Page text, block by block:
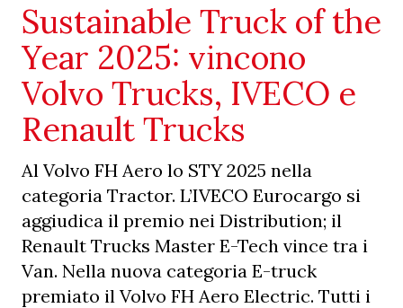
Sustainable Truck of the
Year 2025: vincono
Volvo Trucks, IVECO e
Renault Trucks
Al Volvo FH Aero lo STY 2025 nella
categoria Tractor. L’IVECO Eurocargo si
aggiudica il premio nei Distribution; il
Renault Trucks Master E-Tech vince tra i
Van. Nella nuova categoria E-truck
premiato il Volvo FH Aero Electric. Tutti i